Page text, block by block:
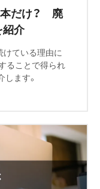
本だけ？ 廃
介
けている理由に
ることで得られ
ます。